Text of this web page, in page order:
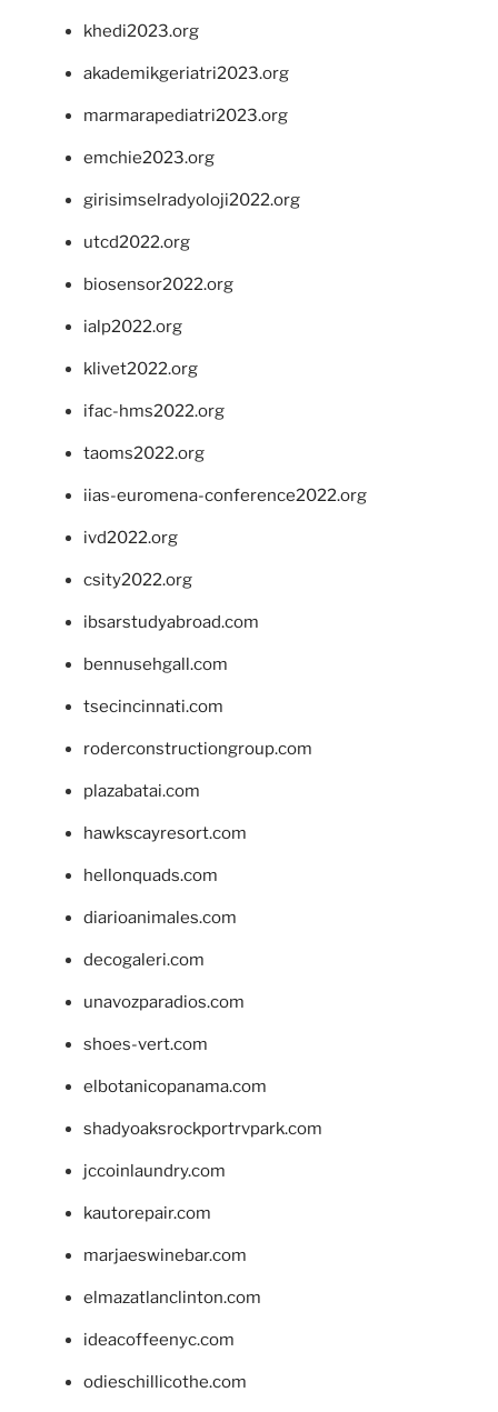
khedi2023.org
akademikgeriatri2023.org
marmarapediatri2023.org
emchie2023.org
girisimselradyoloji2022.org
utcd2022.org
biosensor2022.org
ialp2022.org
klivet2022.org
ifac-hms2022.org
taoms2022.org
iias-euromena-conference2022.org
ivd2022.org
csity2022.org
ibsarstudyabroad.com
bennusehgall.com
tsecincinnati.com
roderconstructiongroup.com
plazabatai.com
hawkscayresort.com
hellonquads.com
diarioanimales.com
decogaleri.com
unavozparadios.com
shoes-vert.com
elbotanicopanama.com
shadyoaksrockportrvpark.com
jccoinlaundry.com
kautorepair.com
marjaeswinebar.com
elmazatlanclinton.com
ideacoffeenyc.com
odieschillicothe.com